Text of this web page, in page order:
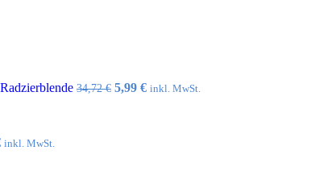
34,72€ Ursprünglicher
5,99 €Aktueller
inkl. MwSt.
Aktueller
inkl. MwSt.